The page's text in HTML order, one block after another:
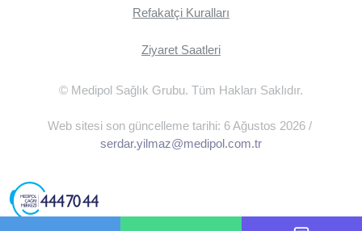
Refakatçi Kuralları
Ziyaret Saatleri
© Medipol Sağlık Grubu. Tüm Hakları Saklıdır.
Web sitesi son güncelleme tarihi: 6 Ağustos 2026 /
serdar.yilmaz@medipol.com.tr